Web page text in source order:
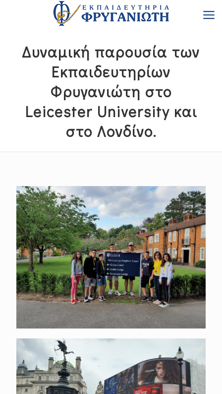
Δυναμική παρουσία των
Εκπαιδευτηρίων
Φρυγανιώτη στο
Leicester University και
στο Λονδίνο.